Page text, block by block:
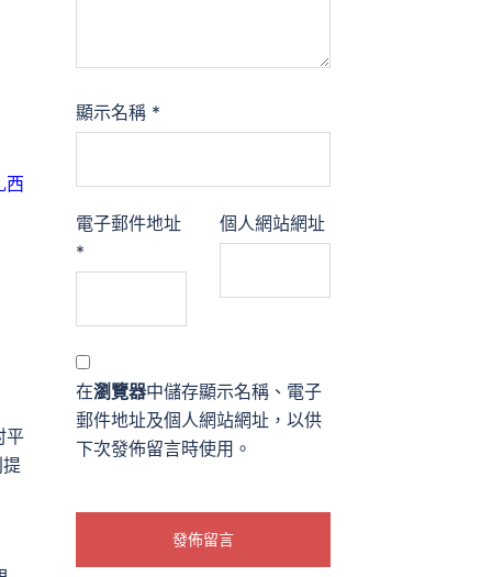
西
平
顯示名稱 *
電子郵件地址
*
個人網站網址
在瀏覽器中儲存顯示名稱、電子
郵件地址及個人網站網址，以供
下次發佈留言時使用。